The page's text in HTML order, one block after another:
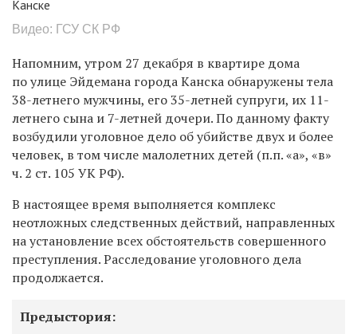
Канске
Видео: ГСУ СК РФ
Напомним, утром 27 декабря в квартире дома
по улице Эйдемана города Канска обнаружены тела
38-летнего мужчины, его 35-летней супруги, их 11-
летнего сына и 7-летней дочери. По данному факту
возбудили уголовное дело об убийстве двух и более
человек, в том числе малолетних детей (п.п. «а», «в»
ч. 2 ст. 105 УК РФ).
В настоящее время выполняется комплекс
неотложных следственных действий, направленных
на установление всех обстоятельств совершенного
преступления. Расследование уголовного дела
продолжается.
Предыстория: